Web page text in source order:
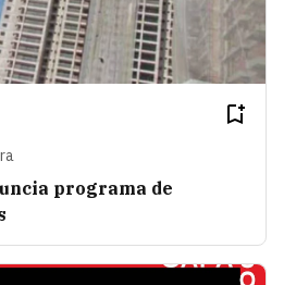
programa de